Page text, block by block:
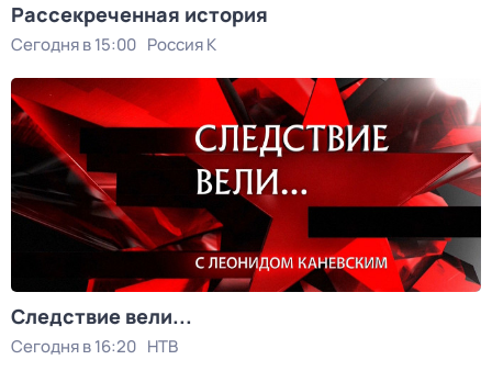
Рассекреченная история
Сегодня в 15:00 Россия К
Следствие вели...
Сегодня в 16:20 НТВ